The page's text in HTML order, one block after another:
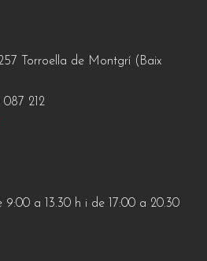
Torroella de Montgrí (Baix
212
9:00 a 13.30 h i de 17:00 a 20.30